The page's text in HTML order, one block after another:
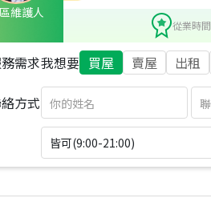
維護人
從業時間
需求我想要 買屋 賣屋 出租
方式
皆可(9:00-21:00)